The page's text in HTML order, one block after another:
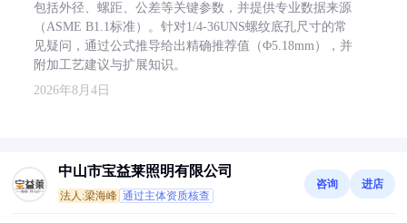
包括外径、螺距、公差等关键参数，并提供专业数据来源
（ASME B1.1标准）。针对1/4-36UNS螺纹底孔尺寸的常
见疑问，通过公式推导给出精确推荐值（Φ5.18mm），并
附加工艺建议与扩展知识。
2026年8月4日
中山市宝益莱照明有限公司
法人:梁海峰 通过主体资质核查
咨询 进店